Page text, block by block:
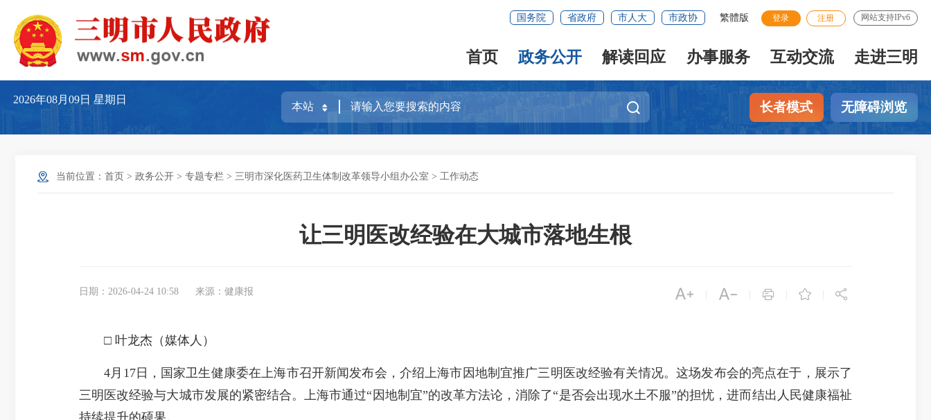
国务院 省政府 市人大 市政协 繁體版 登录 注册 网站支持IPv6
首页 政务公开 解读回应 办事服务 互动交流 走进三明
2026年08月09日星期日
长者模式 无障碍浏览
当前位置： 首页 > 政务公开 > 专题专栏 > 三明市深化医药卫生体制改革领导小组办公室 > 工作动态
让三明医改经验在大城市落地生根
日期：2026-04-24 10:58 来源：健康报     
□ 叶龙杰（媒体人）
4月17日，国家卫生健康委在上海市召开新闻发布会，介绍上海市因地制宜推广三明医改经验有关情况。这场发布会的亮点在于，展示了
三明医改经验与大城市发展的紧密结合。上海市通过“因地制宜”的改革方法论，消除了“是否会出现水土不服”的担忧，进而结出人民健康福祉
持续提升的硕果。